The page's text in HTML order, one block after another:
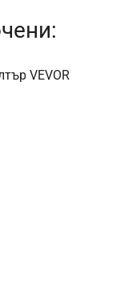
VEVOR